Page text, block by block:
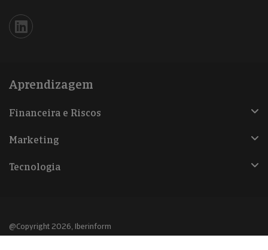
Iberinform en Linkedin
Aprendizagem
Financeira e Riscos
Marketing
Tecnologia
@Copyright 2026, Iberinform